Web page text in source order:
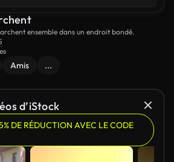
ensemble dans un endroit bondé.
Amis ...
d’iStock
DE RÉDUCTION AVEC LE CODE